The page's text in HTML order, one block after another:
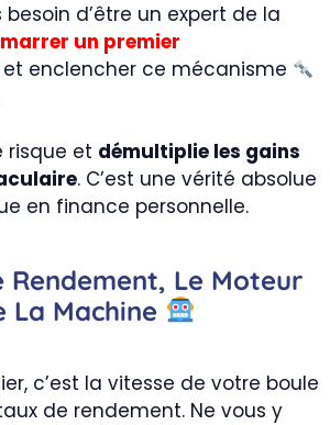
besoin d’être un expert de la
un premier
et enclencher ce mécanisme
risque et démultiplie les gains
. C’est une vérité absolue
en finance personnelle.
Rendement, Le Moteur
La Machine
c’est la vitesse de votre boule
de rendement. Ne vous y